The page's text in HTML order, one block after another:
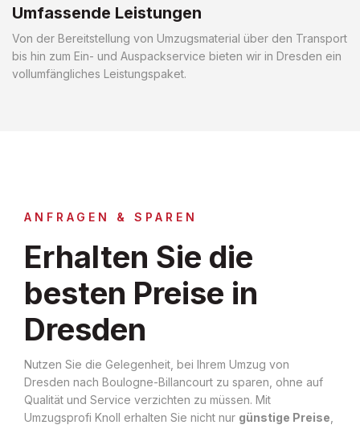
Umfassende Leistungen
Von der Bereitstellung von Umzugsmaterial über den Transport
bis hin zum Ein- und Auspackservice bieten wir in Dresden ein
vollumfängliches Leistungspaket.
ANFRAGEN & SPAREN
Erhalten Sie die
besten Preise in
Dresden
Nutzen Sie die Gelegenheit, bei Ihrem Umzug von
Dresden nach Boulogne-Billancourt zu sparen, ohne auf
Qualität und Service verzichten zu müssen. Mit
Umzugsprofi Knoll erhalten Sie nicht nur günstige Preise